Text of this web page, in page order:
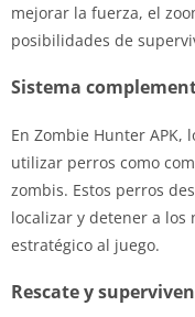
mejorar la fuerza, el
posibilidades de
Sistema
En Zombie Hunter
utilizar perros como
zombis. Estos perros
localizar y detener a
estratégico al juego.
Rescate y